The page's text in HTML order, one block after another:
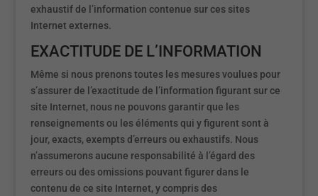
exhaustif de l’information contenue sur ces sites
Internet externes.
EXACTITUDE DE L’INFORMATION
Même si nous prenons toutes les mesures voulues pour
s’assurer de l’exactitude de l’information figurant sur ce
site Internet, nous ne pouvons garantir que les
renseignements ou les éléments qui y figurent sont à
jour, exacts, exempts d’erreurs ou exhaustifs. Nous
n’assumerons aucune responsabilité à l’égard des
erreurs ou des omissions pouvant figurer dans le
contenu de ce site Internet, y compris des